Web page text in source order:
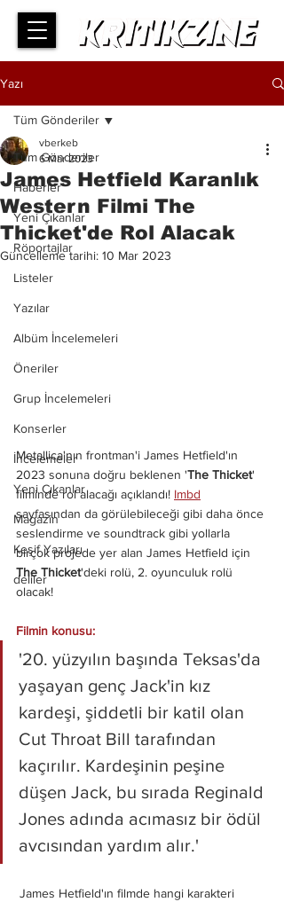
Yazı
Tüm Gönderiler
Haberler
Yeni Çıkanlar
Röportajlar
Listeler
Yazılar
Albüm İncelemeleri
Öneriler
Grup İncelemeleri
Konserler
İncelemeler
Yeni Çıkanlar
Magazin
Keşif Yazıları
deliler
Tüm Gönderiler
James Hetfield Karanlık
Western Filmi The
Thicket'de Rol Alacak
vberkeb
6 Mar 2023
Güncelleme tarihi: 10 Mar 2023
Metallica'nın frontman'i James Hetfield'ın
2023 sonuna doğru beklenen 'The Thicket'
filminde rol alacağı açıklandı! Imbd
sayfasından da görülebileceği gibi daha önce
seslendirme ve soundtrack gibi yollarla
birçok projede yer alan James Hetfield için
The Thicket'deki rolü, 2. oyunculuk rolü
olacak!
Filmin konusu:
'20. yüzyılın başında Teksas'da
yaşayan genç Jack'in kız
kardeşi, şiddetli bir katil olan
Cut Throat Bill tarafından
kaçırılır. Kardeşinin peşine
düşen Jack, bu sırada Reginald
Jones adında acımasız bir ödül
avcısından yardım alır.'